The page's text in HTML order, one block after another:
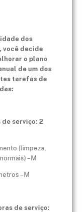
dos
você decide
o plano
de um dos
tarefas de
de serviço: 2
(limpeza,
– M
– M
de serviço: